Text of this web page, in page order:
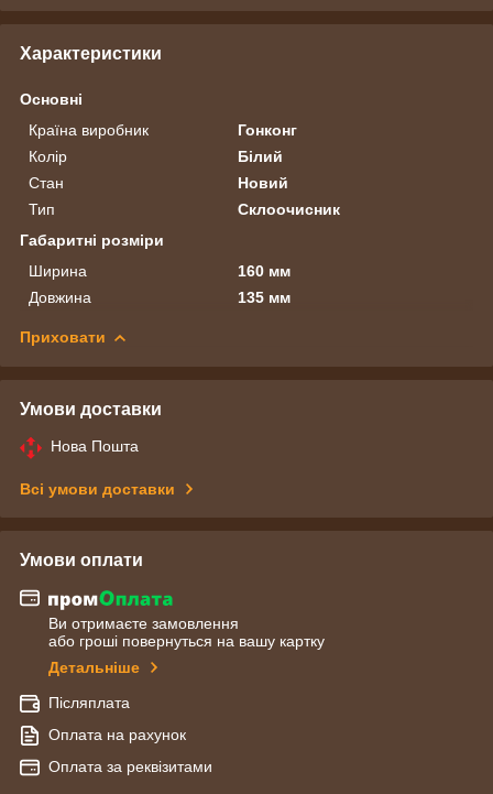
Характеристики
Основні
Країна виробник
Гонконг
Колір
Білий
Стан
Новий
Тип
Склоочисник
Габаритні розміри
Ширина
160 мм
Довжина
135 мм
Приховати
Умови доставки
Нова Пошта
Всі умови доставки
Умови оплати
Ви отримаєте замовлення
або гроші повернуться на вашу картку
Детальніше
Післяплата
Оплата на рахунок
Оплата за реквізитами